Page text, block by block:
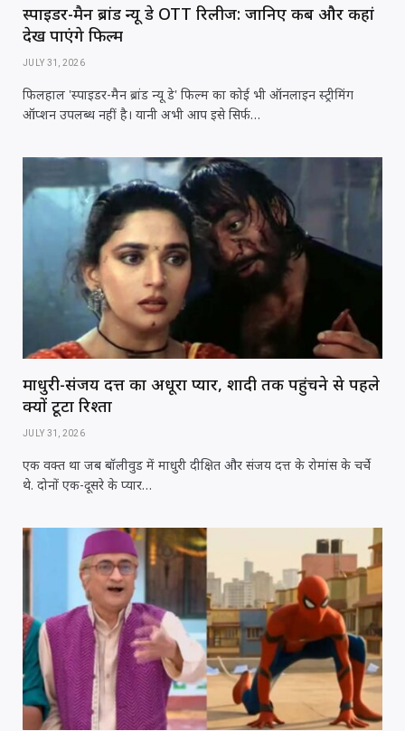
स्पाइडर-मैन ब्रांड न्यू डे OTT रिलीज: जानिए कब और कहां
देख पाएंगे फिल्म
JULY 31, 2026
फिलहाल 'स्पाइडर-मैन ब्रांड न्यू डे' फिल्म का कोई भी ऑनलाइन स्ट्रीमिंग
ऑप्शन उपलब्ध नहीं है। यानी अभी आप इसे सिर्फ…
माधुरी-संजय दत्त का अधूरा प्यार, शादी तक पहुंचने से पहले
क्यों टूटा रिश्ता
JULY 31, 2026
एक वक्त था जब बॉलीवुड में माधुरी दीक्षित और संजय दत्त के रोमांस के चर्चे
थे. दोनों एक-दूसरे के प्यार…